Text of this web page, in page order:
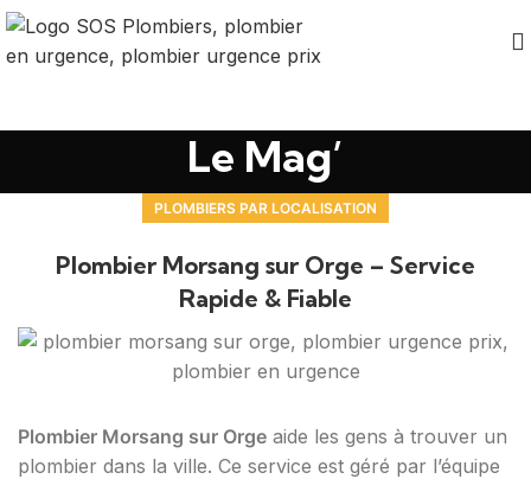
Le Mag’
PLOMBIERS PAR LOCALISATION
Plombier Morsang sur Orge – Service
Rapide & Fiable
Plombier Morsang sur Orge aide les gens à trouver un
plombier dans la ville. Ce service est géré par l’équipe